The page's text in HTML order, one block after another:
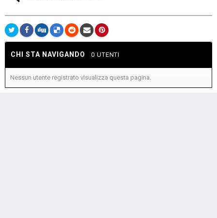
CHI STA NAVIGANDO 0 UTENTI
Nessun utente registrato visualizza questa pagina.